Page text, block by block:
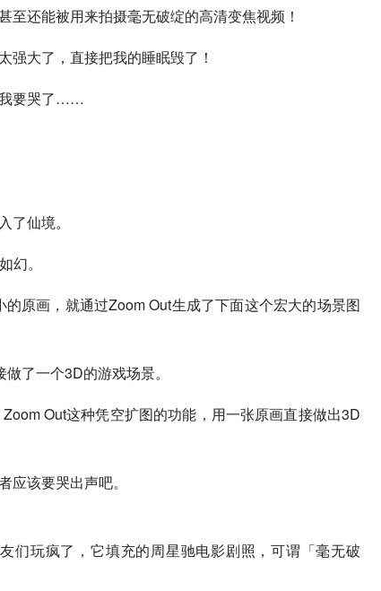
还能被用来拍摄毫无破绽的高清变焦视频！
强大了，直接把我的睡眠毁了！
我要哭了……
仙境。
幻。
原画，就通过Zoom Out生成了下面这个宏大的场景图
了一个3D的游戏场景。
Out这种凭空扩图的功能，用一张原画直接做出3D
该要哭出声吧。
们玩疯了，它填充的周星驰电影剧照，可谓「毫无破